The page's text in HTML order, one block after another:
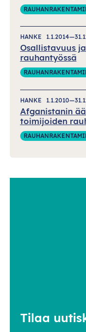
HANKE
Osallistavuus
rauhantyössä
HANKE
Afganistanin
toimijoiden
Tilaa